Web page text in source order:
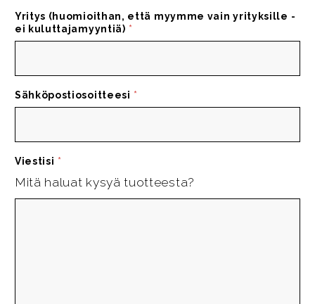
Yritys (huomioithan, että myymme vain yrityksille -
ei kuluttajamyyntiä) *
Sähköpostiosoitteesi *
Viestisi *
Mitä haluat kysyä tuotteesta?